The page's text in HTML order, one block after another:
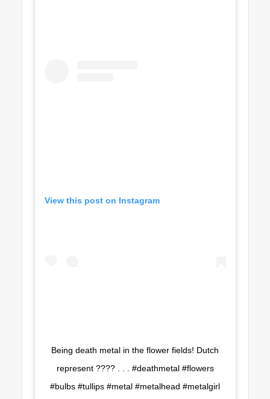
View this post on Instagram
Being death metal in the flower fields! Dutch
represent ???? . . . #deathmetal #flowers
#bulbs #tullips #metal #metalhead #metalgirl